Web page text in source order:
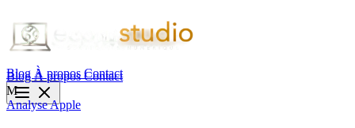
Blog À propos Contact
BlogÀ proposContact
M
AnalyseApple